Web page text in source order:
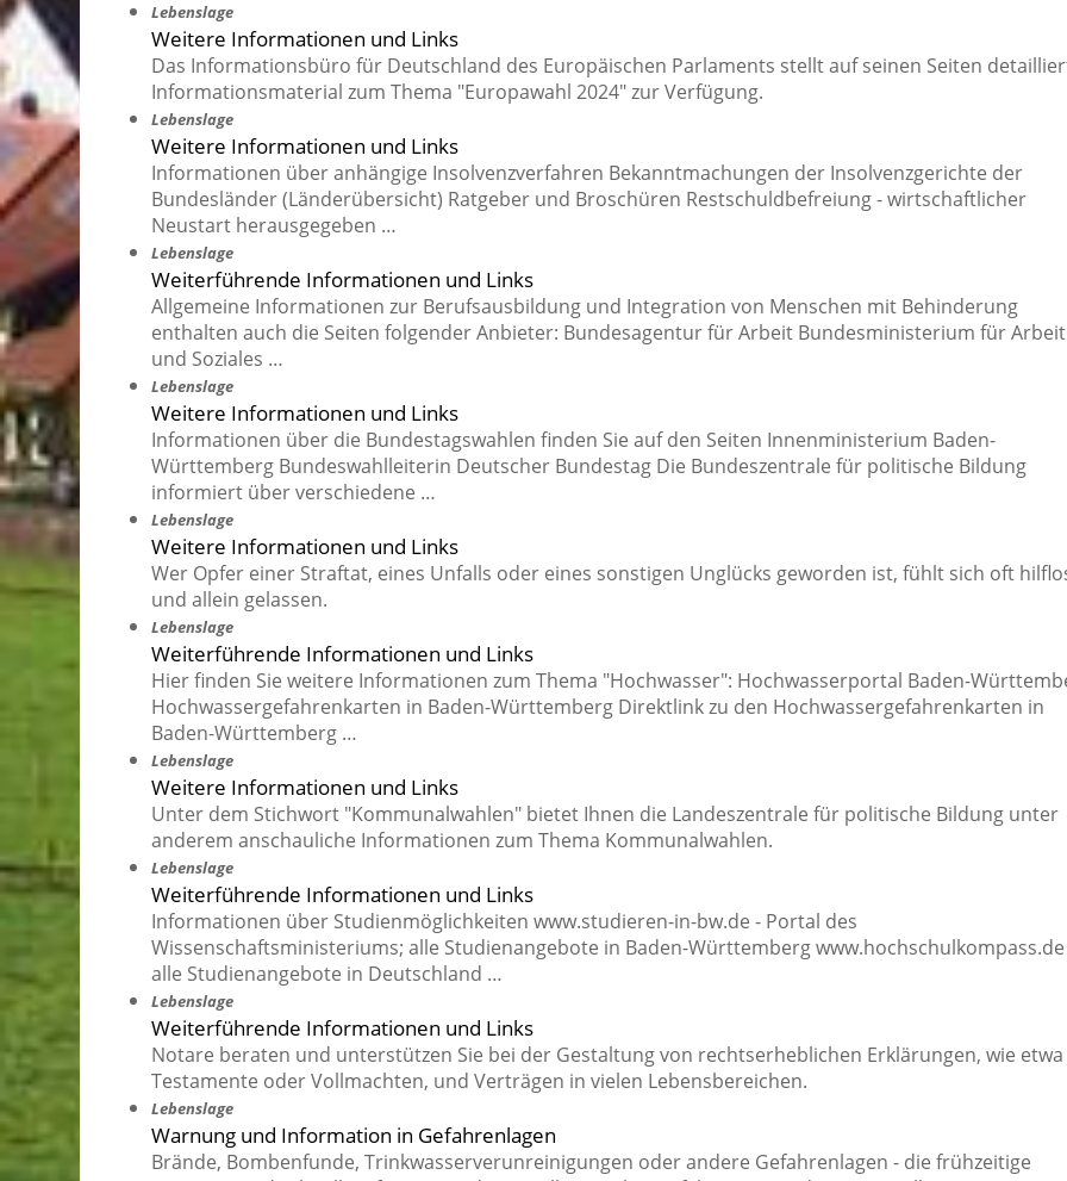
Lebenslage
Weitere Informationen und Links
Das Informationsbüro für Deutschland des Europäischen Parlaments stellt auf seinen Seiten
Informationsmaterial zum Thema "Europawahl 2024" zur Verfügung.
Lebenslage
Weitere Informationen und Links
Informationen über anhängige Insolvenzverfahren Bekanntmachungen der Insolvenzgerichte der
Bundesländer (Länderübersicht) Ratgeber und Broschüren Restschuldbefreiung - wirtschaftlicher
Neustart herausgegeben …
Lebenslage
Weiterführende Informationen und Links
Allgemeine Informationen zur Berufsausbildung und Integration von Menschen mit Behinderung
enthalten auch die Seiten folgender Anbieter: Bundesagentur für Arbeit Bundesministerium für Arbeit
und Soziales …
Lebenslage
Weitere Informationen und Links
Informationen über die Bundestagswahlen finden Sie auf den Seiten Innenministerium Baden-
Württemberg Bundeswahlleiterin Deutscher Bundestag Die Bundeszentrale für politische Bildung
informiert über verschiedene …
Lebenslage
Weitere Informationen und Links
Wer Opfer einer Straftat, eines Unfalls oder eines sonstigen Unglücks geworden ist, fühlt sich oft
und allein gelassen.
Lebenslage
Weiterführende Informationen und Links
Hier finden Sie weitere Informationen zum Thema "Hochwasser": Hochwasserportal Baden-
Hochwassergefahrenkarten in Baden-Württemberg Direktlink zu den Hochwassergefahrenkarten in
Baden-Württemberg …
Lebenslage
Weitere Informationen und Links
Unter dem Stichwort "Kommunalwahlen" bietet Ihnen die Landeszentrale für politische Bildung unter
anderem anschauliche Informationen zum Thema Kommunalwahlen.
Lebenslage
Weiterführende Informationen und Links
Informationen über Studienmöglichkeiten www.studieren-in-bw.de - Portal des
Wissenschaftsministeriums; alle Studienangebote in Baden-Württemberg
alle Studienangebote in Deutschland …
Lebenslage
Weiterführende Informationen und Links
Notare beraten und unterstützen Sie bei der Gestaltung von rechtserheblichen Erklärungen, wie etwa
Testamente oder Vollmachten, und Verträgen in vielen Lebensbereichen.
Lebenslage
Warnung und Information in Gefahrenlagen
Brände, Bombenfunde, Trinkwasserverunreinigungen oder andere Gefahrenlagen - die frühzeitige